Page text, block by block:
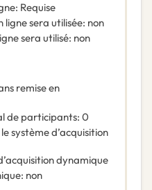
: Requise
ligne sera utilisée: non
sera utilisé: non
remise en
de participants: 0
système d’acquisition
dynamique
: non